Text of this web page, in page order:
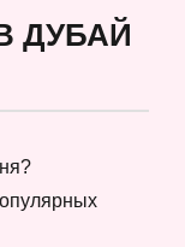
ДУБАЙ